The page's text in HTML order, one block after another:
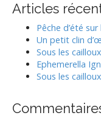
c
Articles
Pêche d’été
Un petit clin
Sous les
Ephemerella
Sous les